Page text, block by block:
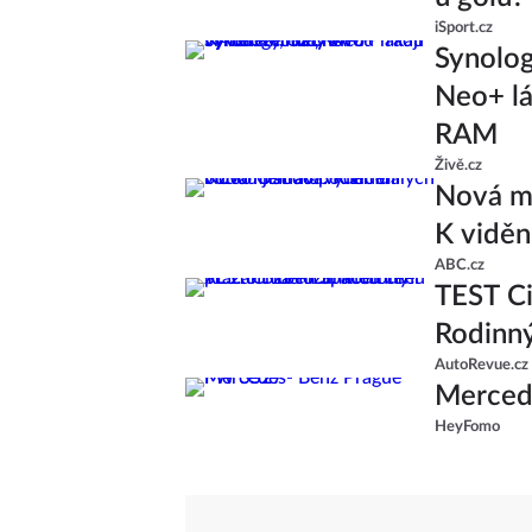
iSport.cz
Neo+
RAM
Živě.cz
Nová
K
ABC.cz
TEST
AutoRevue.cz
HeyFomo